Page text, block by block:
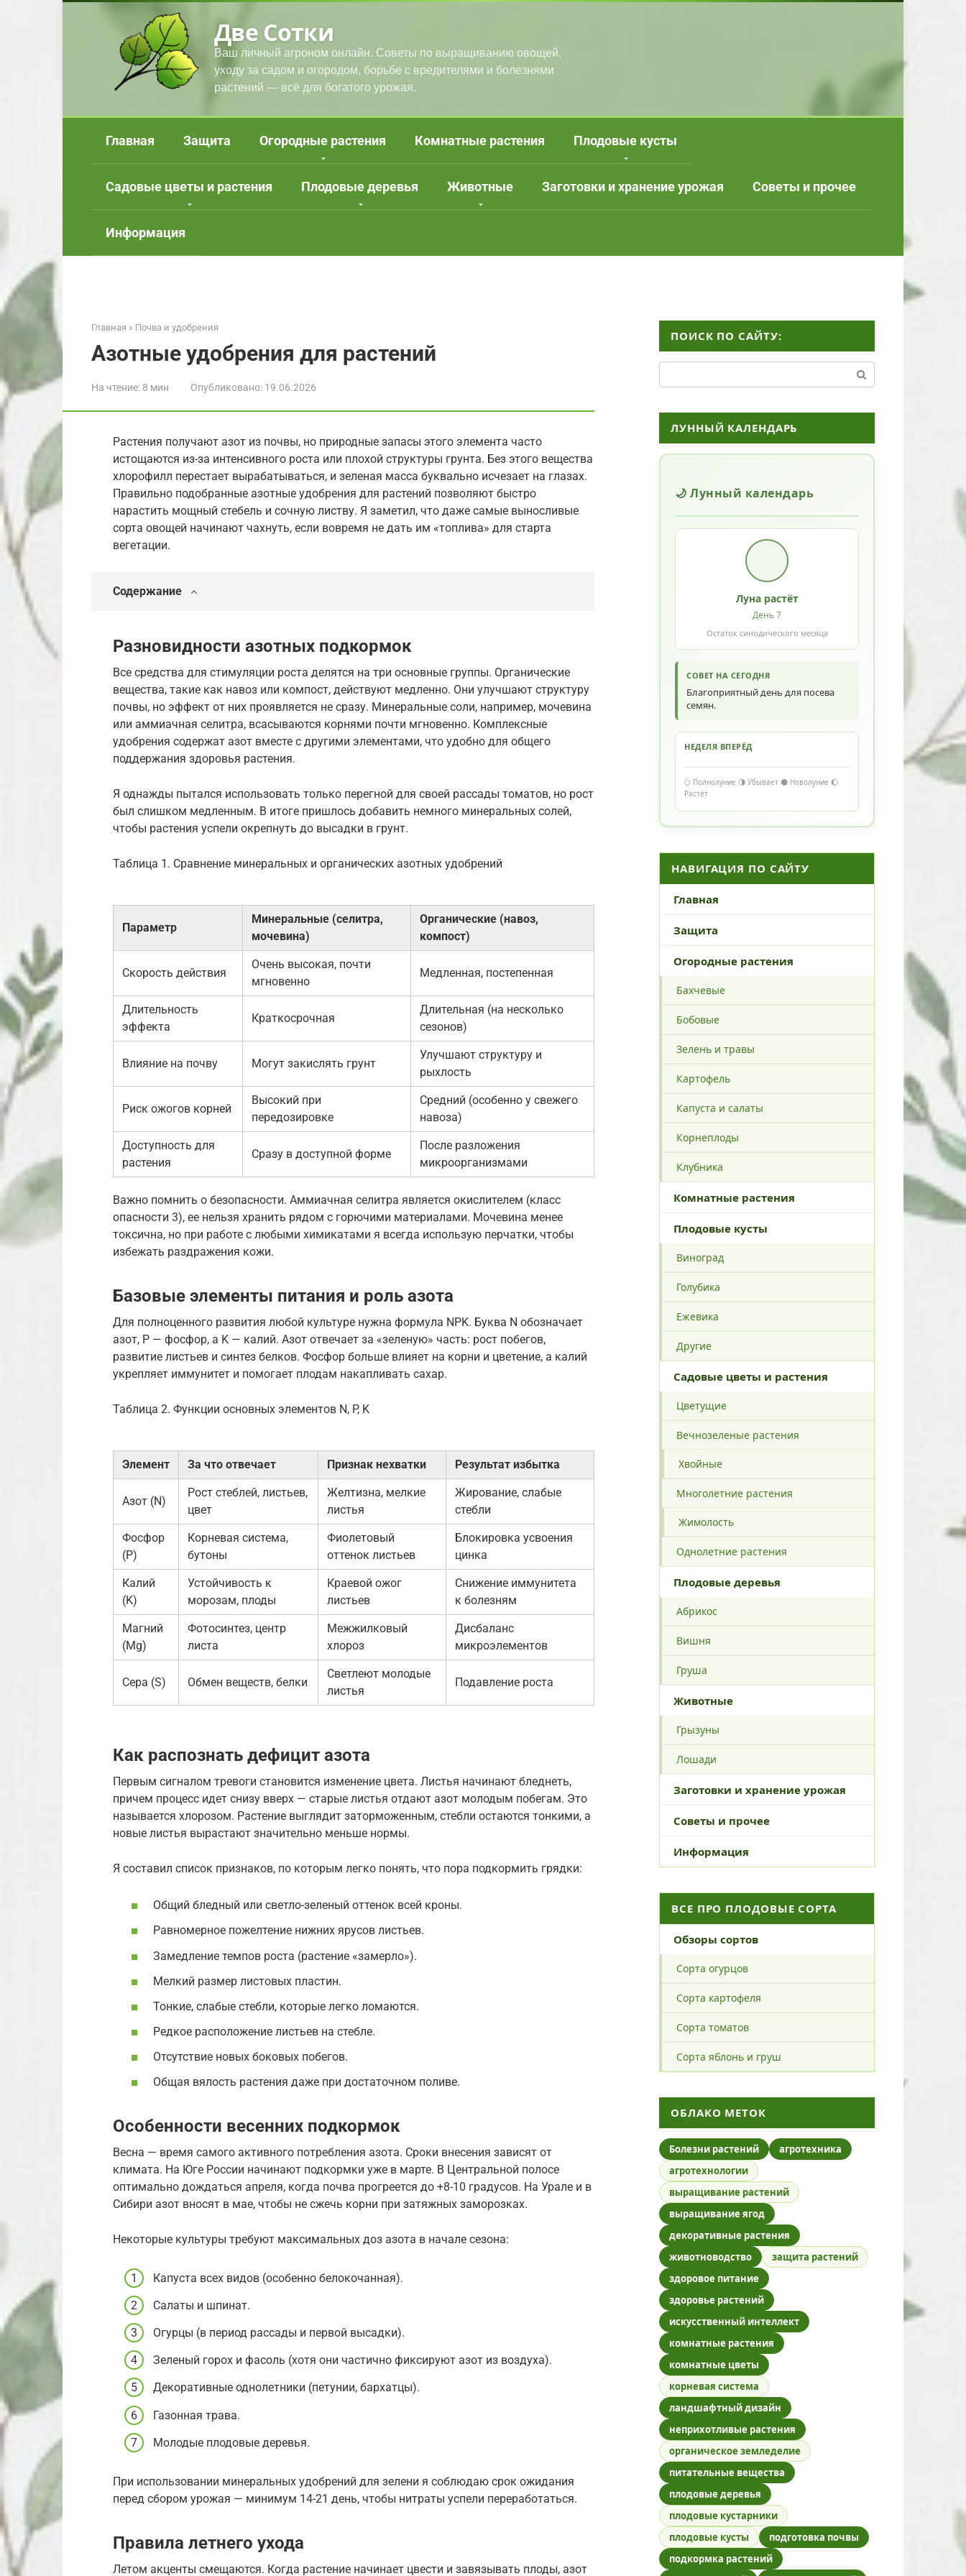
Две Сотки
Ваш личный агроном онлайн. Советы по выращиванию овощей,
уходу за садом и огородом, борьбе с вредителями и болезнями
растений — всё для богатого урожая.
Главная Защита Огородные растения Комнатные растения Плодовые кусты
Садовые цветы и растения Плодовые деревья Животные Заготовки и хранение урожая Советы и прочее
Информация
Главная » Почва и удобрения
Азотные удобрения для растений
На чтение: 8 мин Опубликовано: 19.06.2026
Растения получают азот из почвы, но природные запасы этого элемента часто
истощаются из-за интенсивного роста или плохой структуры грунта. Без этого вещества
хлорофилл перестает вырабатываться, и зеленая масса буквально исчезает на глазах.
Правильно подобранные азотные удобрения для растений позволяют быстро
нарастить мощный стебель и сочную листву. Я заметил, что даже самые выносливые
сорта овощей начинают чахнуть, если вовремя не дать им «топлива» для старта
вегетации.
Содержание
Разновидности азотных подкормок
Все средства для стимуляции роста делятся на три основные группы. Органические
вещества, такие как навоз или компост, действуют медленно. Они улучшают структуру
почвы, но эффект от них проявляется не сразу. Минеральные соли, например, мочевина
или аммиачная селитра, всасываются корнями почти мгновенно. Комплексные
удобрения содержат азот вместе с другими элементами, что удобно для общего
поддержания здоровья растения.
Я однажды пытался использовать только перегной для своей рассады томатов, но рост
был слишком медленным. В итоге пришлось добавить немного минеральных солей,
чтобы растения успели окрепнуть до высадки в грунт.
Таблица 1. Сравнение минеральных и органических азотных удобрений
Параметр
Минеральные (селитра,
мочевина)
Органические (навоз,
компост)
Скорость действия
Очень высокая, почти
мгновенно
Медленная, постепенная
Длительность
эффекта
Краткосрочная
Длительная (на несколько
сезонов)
Влияние на почву Могут закислять грунт
Улучшают структуру и
рыхлость
Риск ожогов корней
Высокий при
передозировке
Средний (особенно у свежего
навоза)
Доступность для
растения
Сразу в доступной форме
После разложения
микроорганизмами
Важно помнить о безопасности. Аммиачная селитра является окислителем (класс
опасности 3), ее нельзя хранить рядом с горючими материалами. Мочевина менее
токсична, но при работе с любыми химикатами я всегда использую перчатки, чтобы
избежать раздражения кожи.
Базовые элементы питания и роль азота
Для полноценного развития любой культуре нужна формула NPK. Буква N обозначает
азот, P — фосфор, а K — калий. Азот отвечает за «зеленую» часть: рост побегов,
развитие листьев и синтез белков. Фосфор больше влияет на корни и цветение, а калий
укрепляет иммунитет и помогает плодам накапливать сахар.
Таблица 2. Функции основных элементов N, P, K
Элемент За что отвечает Признак нехватки Результат избытка
Азот (N)
Рост стеблей, листьев,
цвет
Желтизна, мелкие
листья
Жирование, слабые
стебли
Фосфор
(P)
Корневая система,
бутоны
Фиолетовый
оттенок листьев
Блокировка усвоения
цинка
Калий
(K)
Устойчивость к
морозам, плоды
Краевой ожог
листьев
Снижение иммунитета
к болезням
Магний
(Mg)
Фотосинтез, центр
листа
Межжилковый
хлороз
Дисбаланс
микроэлементов
Сера (S) Обмен веществ, белки
Светлеют молодые
листья
Подавление роста
Как распознать дефицит азота
Первым сигналом тревоги становится изменение цвета. Листья начинают бледнеть,
причем процесс идет снизу вверх — старые листья отдают азот молодым побегам. Это
называется хлорозом. Растение выглядит заторможенным, стебли остаются тонкими, а
новые листья вырастают значительно меньше нормы.
Я составил список признаков, по которым легко понять, что пора подкормить грядки:
Общий бледный или светло-зеленый оттенок всей кроны.
Равномерное пожелтение нижних ярусов листьев.
Замедление темпов роста (растение «замерло»).
Мелкий размер листовых пластин.
Тонкие, слабые стебли, которые легко ломаются.
Редкое расположение листьев на стебле.
Отсутствие новых боковых побегов.
Общая вялость растения даже при достаточном поливе.
Особенности весенних подкормок
Весна — время самого активного потребления азота. Сроки внесения зависят от
климата. На Юге России начинают подкормки уже в марте. В Центральной полосе
оптимально дождаться апреля, когда почва прогреется до +8-10 градусов. На Урале и в
Сибири азот вносят в мае, чтобы не сжечь корни при затяжных заморозках.
Некоторые культуры требуют максимальных доз азота в начале сезона:
Капуста всех видов (особенно белокочанная).
Салаты и шпинат.
Огурцы (в период рассады и первой высадки).
Зеленый горох и фасоль (хотя они частично фиксируют азот из воздуха).
Декоративные однолетники (петунии, бархатцы).
Газонная трава.
Молодые плодовые деревья.
При использовании минеральных удобрений для зелени я соблюдаю срок ожидания
перед сбором урожая — минимум 14-21 день, чтобы нитраты успели переработаться.
Правила летнего ухода
Летом акценты смещаются. Когда растение начинает цвести и завязывать плоды, азот
ПОИСК ПО САЙТУ:
ЛУННЫЙ КАЛЕНДАРЬ
🌙 Лунный календарь
Луна растёт
День 7
Остаток синодического месяца
СОВЕТ НА СЕГОДНЯ
Благоприятный день для посева
семян.
НЕДЕЛЯ ВПЕРЁД
🌕 Полнолуние 🌗 Убывает 🌑 Новолуние 🌔
Растёт
НАВИГАЦИЯ ПО САЙТУ
Главная
Защита
Огородные растения
Бахчевые
Бобовые
Зелень и травы
Картофель
Капуста и салаты
Корнеплоды
Клубника
Комнатные растения
Плодовые кусты
Виноград
Голубика
Ежевика
Другие
Садовые цветы и растения
Цветущие
Вечнозеленые растения
Хвойные
Многолетние растения
Жимолость
Однолетние растения
Плодовые деревья
Абрикос
Вишня
Груша
Животные
Грызуны
Лошади
Заготовки и хранение урожая
Советы и прочее
Информация
ВСЕ ПРО ПЛОДОВЫЕ СОРТА
Обзоры сортов
Сорта огурцов
Сорта картофеля
Сорта томатов
Сорта яблонь и груш
ОБЛАКО МЕТОК
Болезни растений
агротехника
агротехнологии
выращивание растений
выращивание ягод
декоративные растения
животноводство
защита растений
здоровое питание
здоровье растений
искусственный интеллект
комнатные растения
комнатные цветы
корневая система
ландшафтный дизайн
неприхотливые растения
органическое земледелие
питательные вещества
плодовые деревья
плодовые кустарники
плодовые кусты
подготовка почвы
подкормка растений